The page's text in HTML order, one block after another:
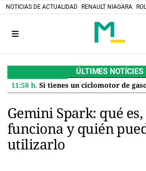
NOTICIAS DE ACTUALIDAD RENAULT NIAGARA
ÚLTIMES NOTÍCIES
11:58 h. Si tienes un ciclomotor de gasolina en Barcelona, el Ayuntamiento te paga 600
Gemini Spark: qué
funciona y quién
utilizarlo